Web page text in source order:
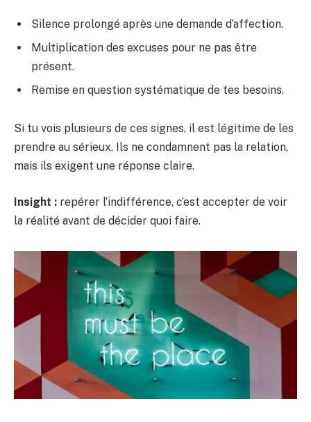
Silence prolongé après une demande d’affection.
Multiplication des excuses pour ne pas être
présent.
Remise en question systématique de tes besoins.
Si tu vois plusieurs de ces signes, il est légitime de les
prendre au sérieux. Ils ne condamnent pas la relation,
mais ils exigent une réponse claire.
Insight : repérer l’indifférence, c’est accepter de voir
la réalité avant de décider quoi faire.